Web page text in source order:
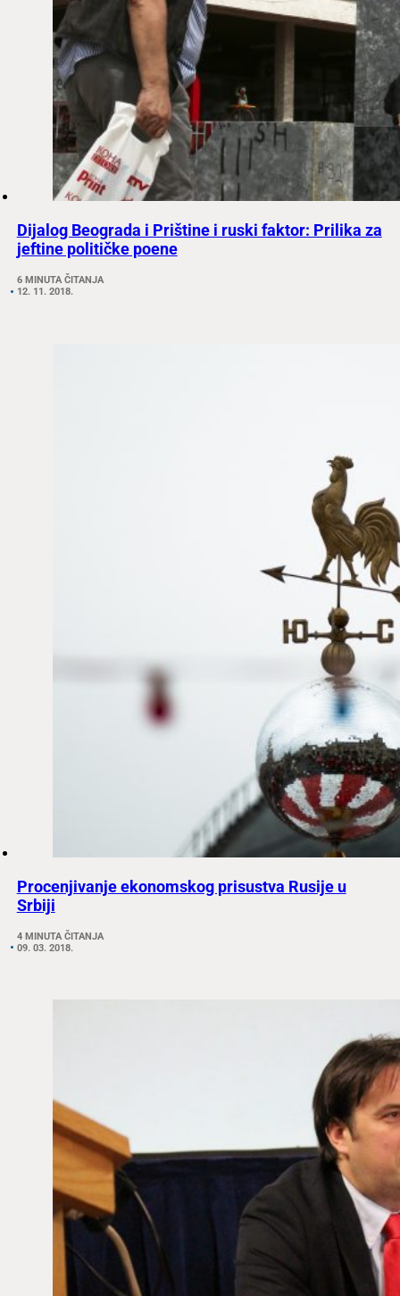
Dijalog Beograda i Prištine i ruski faktor: Prilika za
jeftine političke poene
6 MINUTA ČITANJA
12. 11. 2018.
Procenjivanje ekonomskog prisustva Rusije u
Srbiji
4 MINUTA ČITANJA
09. 03. 2018.